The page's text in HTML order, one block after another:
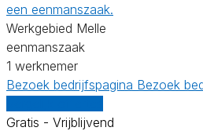
een eenmanszaak.
Werkgebied Melle
eenmanszaak
1 werknemer
Bezoek bedrijfspagina Bezoek
Gratis - Vrijblijvend